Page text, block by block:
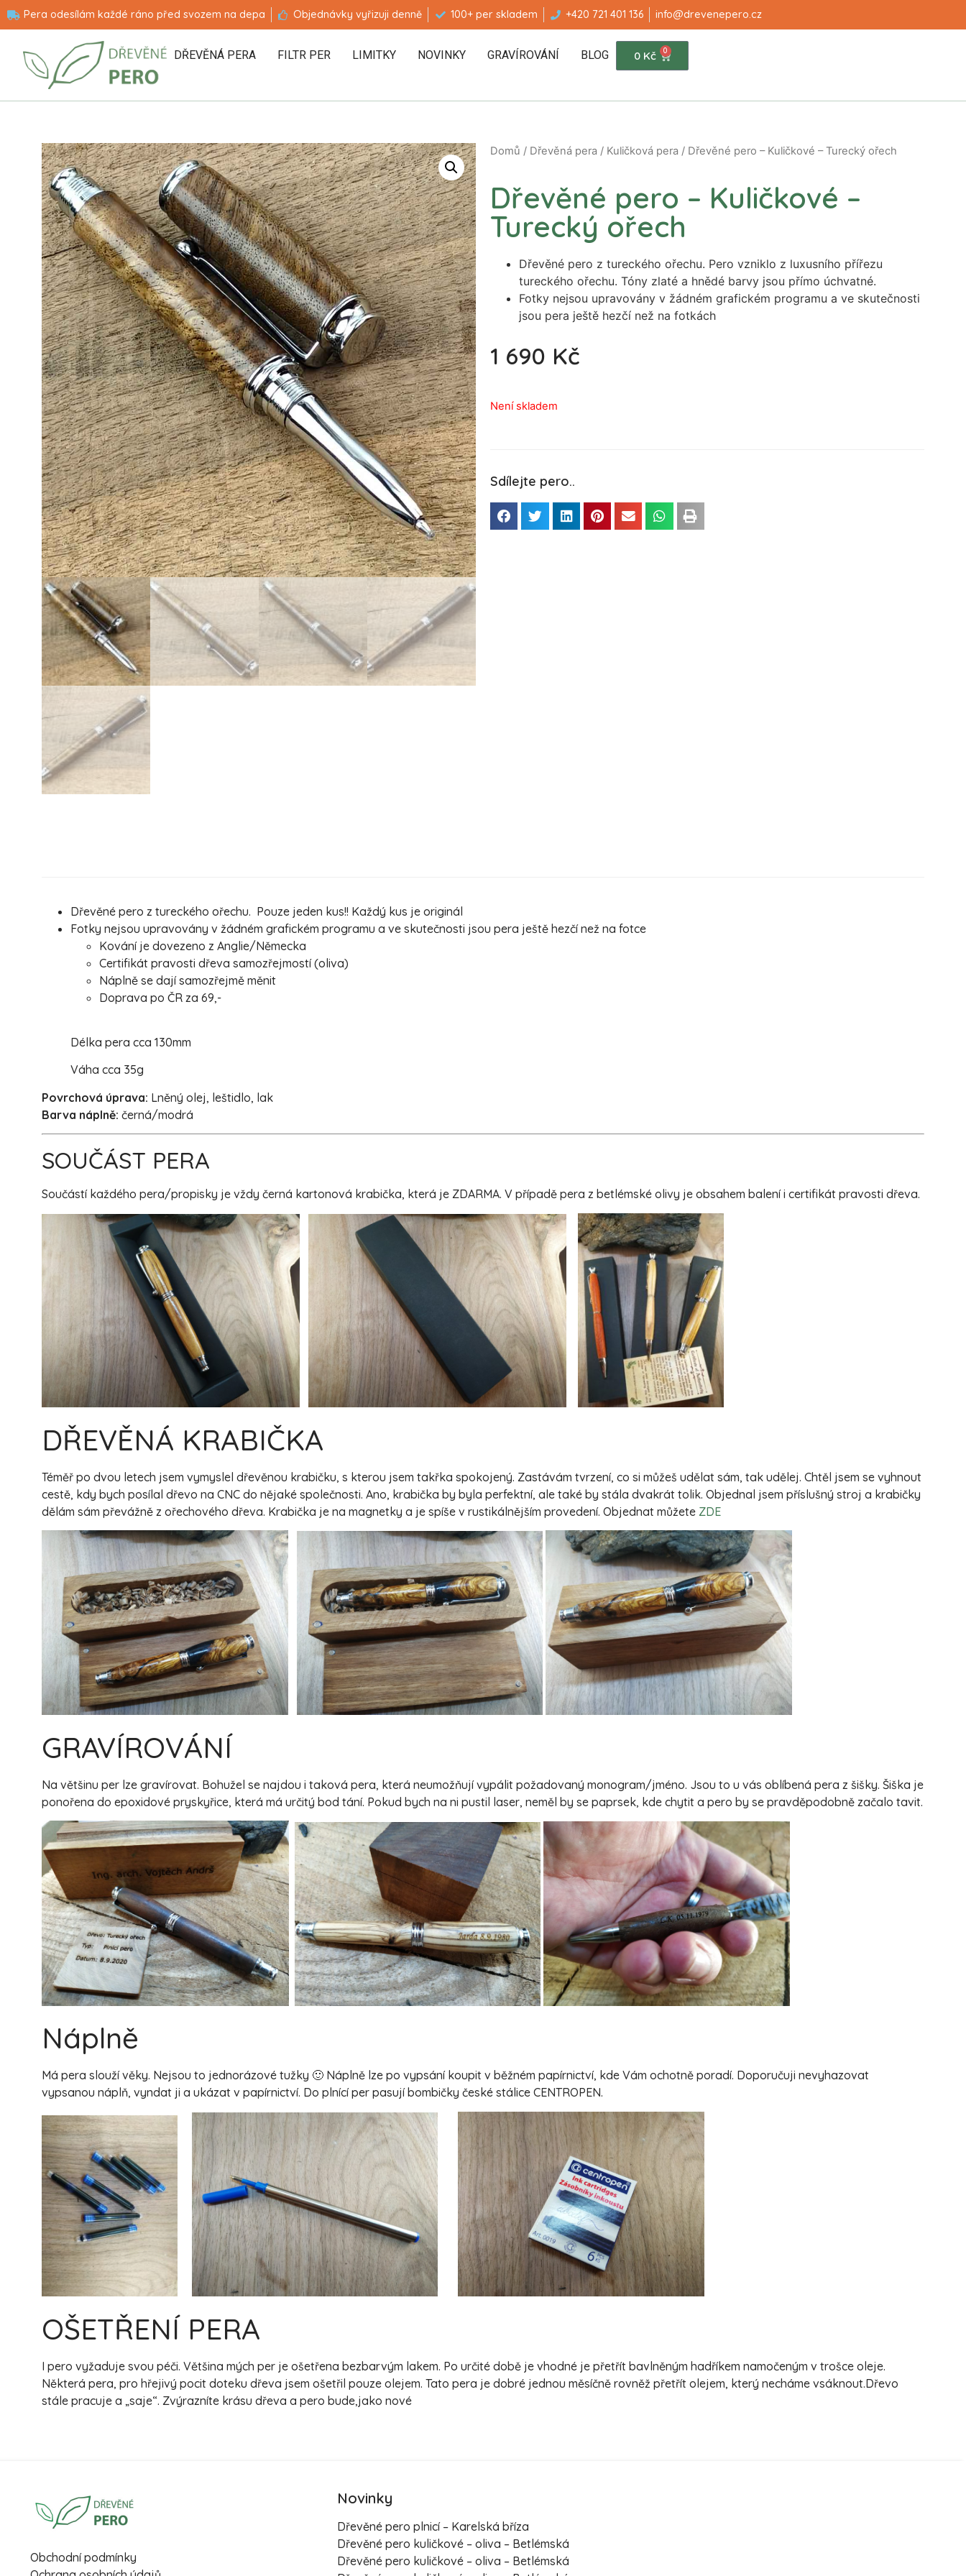
Pera odesílám každé ráno před svozem na depa Objednávky vyřizuji denně 100+ per skladem +420 721 401 136 info@drevenepero.cz
DŘEVĚNÁ PERA FILTR PER LIMITKY NOVINKY GRAVÍROVÁNÍ BLOG 0 Kč 0
Domů / Dřevěná pera / Kuličková pera / Dřevěné pero – Kuličkové – Turecký ořech
Dřevěné pero – Kuličkové –
Turecký ořech
Dřevěné pero z tureckého ořechu. Pero vzniklo z luxusního přířezu
tureckého ořechu. Tóny zlaté a hnědé barvy jsou přímo úchvatné.
Fotky nejsou upravovány v žádném grafickém programu a ve skutečnosti
jsou pera ještě hezčí než na fotkách
1 690 Kč
Není skladem
Sdílejte pero..
Dřevěné pero z tureckého ořechu. Pouze jeden kus!! Každý kus je originál
Fotky nejsou upravovány v žádném grafickém programu a ve skutečnosti jsou pera ještě hezčí než na fotce
Kování je dovezeno z Anglie/Německa
Certifikát pravosti dřeva samozřejmostí (oliva)
Náplně se dají samozřejmě měnit
Doprava po ČR za 69,-
Délka pera cca 130mm
Váha cca 35g
Povrchová úprava: Lněný olej, leštidlo, lak
Barva náplně: černá/modrá
SOUČÁST PERA
Součástí každého pera/propisky je vždy černá kartonová krabička, která je ZDARMA. V případě pera z betlémské olivy je obsahem balení i certifikát pravosti dřeva.
DŘEVĚNÁ KRABIČKA
Téměř po dvou letech jsem vymyslel dřevěnou krabičku, s kterou jsem takřka spokojený. Zastávám tvrzení, co si můžeš udělat sám, tak udělej. Chtěl jsem se vyhnout
cestě, kdy bych posílal dřevo na CNC do nějaké společnosti. Ano, krabička by byla perfektní, ale také by stála dvakrát tolik. Objednal jsem příslušný stroj a krabičky
dělám sám převážně z ořechového dřeva. Krabička je na magnetky a je spíše v rustikálnějším provedení. Objednat můžete ZDE
GRAVÍROVÁNÍ
Na většinu per lze gravírovat. Bohužel se najdou i taková pera, která neumožňují vypálit požadovaný monogram/jméno. Jsou to u vás oblíbená pera z šišky. Šiška je
ponořena do epoxidové pryskyřice, která má určitý bod tání. Pokud bych na ni pustil laser, neměl by se paprsek, kde chytit a pero by se pravděpodobně začalo tavit.
Náplně
Má pera slouží věky. Nejsou to jednorázové tužky 🙂 Náplně lze po vypsání koupit v běžném papírnictví, kde Vám ochotně poradí. Doporučuji nevyhazovat
vypsanou náplň, vyndat ji a ukázat v papírnictví. Do plnící per pasují bombičky české stálice CENTROPEN.
OŠETŘENÍ PERA
I pero vyžaduje svou péči. Většina mých per je ošetřena bezbarvým lakem. Po určité době je vhodné je přetřít bavlněným hadříkem namočeným v trošce oleje.
Některá pera, pro hřejivý pocit doteku dřeva jsem ošetřil pouze olejem. Tato pera je dobré jednou měsíčně rovněž přetřít olejem, který necháme vsáknout.Dřevo
stále pracuje a „saje“. Zvýrazníte krásu dřeva a pero bude,jako nové
Obchodní podmínky
Novinky
Dřevěné pero plnicí – Karelská bříza
Dřevěné pero kuličkové – oliva – Betlémská
Dřevěné pero kuličkové – oliva – Betlémská